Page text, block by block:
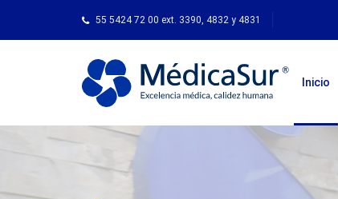
55 5424 72 00 ext. 3390, 4832 y 4831
Inicio